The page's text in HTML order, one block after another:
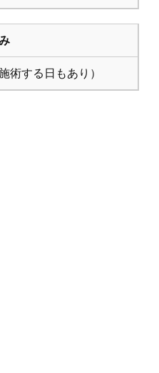
術する日もあり）